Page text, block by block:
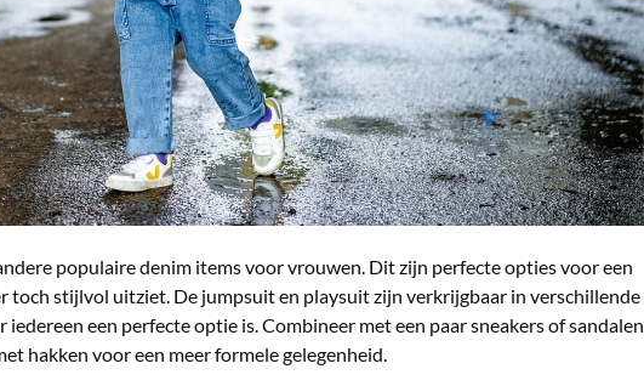
populaire denim items voor vrouwen. Dit zijn perfecte opties voor een
toch stijlvol uitziet. De jumpsuit en playsuit zijn verkrijgbaar in verschillende
een perfecte optie is. Combineer met een paar sneakers of sandalen
hakken voor een meer formele gelegenheid.